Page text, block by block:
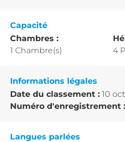
Capacité
Chambres :
1 Chambre(s)
4
Informations légales
Date du classement : 10
Numéro d'enregistrement :
Langues parlées